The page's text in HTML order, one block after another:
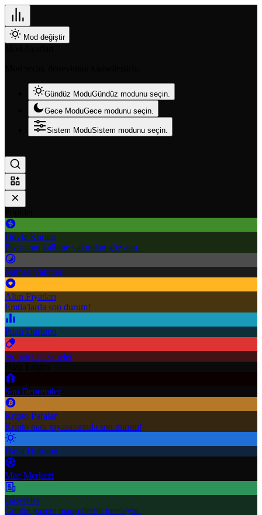
Mod değiştir
Gündüz ModuGündüz modunu seçin.
Gece ModuGece modunu seçin.
Sistem ModuSistem modunu seçin.
Döviz Kurları
Piyasanın kalbine yakından göz atın.
Namaz Vakitleri
Altın Fiyatları
Emtia'larda son durum!
Puan Durumu
Nöbetçi Eczaneler
Son Depremler
Kripto Paralar
Kripto para piyasalarında son durum!
Hava Durumu
Maç Merkezi
Gazeteler
Günün gazete manşetlerini inceleyin.